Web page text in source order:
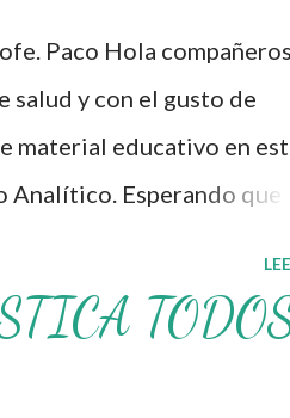
3. Levanto la mano
la basura en su
Paco Hola compañeros
salud y con el gusto de
material educativo en
Analítico. Esperando que
los niveles de logro
también
que hacen que